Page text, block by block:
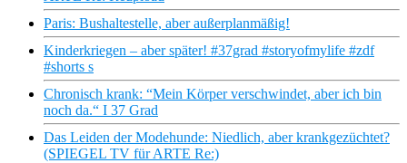
Paris: Bushaltestelle, aber außerplanmäßig!
Kinderkriegen – aber später! #37grad #storyofmylife #zdf
#shorts s
Chronisch krank: “Mein Körper verschwindet, aber ich bin
noch da.“ I 37 Grad
Das Leiden der Modehunde: Niedlich, aber krankgezüchtet?
(SPIEGEL TV für ARTE Re:)